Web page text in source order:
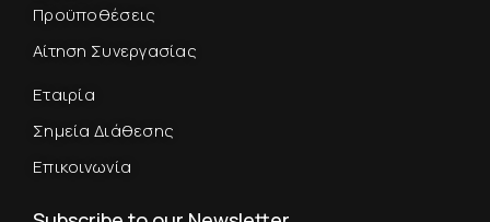
Προϋποθέσεις
Αίτηση Συνεργασίας
Εταιρία
Σημεία Διάθεσης
Επικοινωνία